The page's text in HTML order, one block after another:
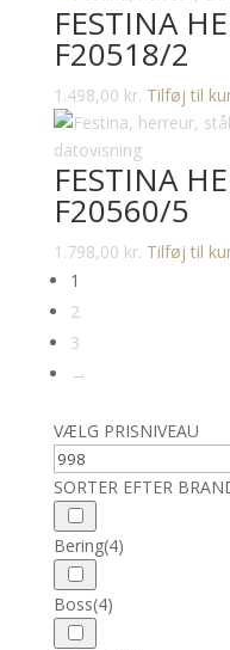
FESTINA
F20518/2
1.498,00 kr. Tilføj til
FESTINA
F20560/5
1.798,00 kr. Tilføj til
1
2
3
→
VÆLG PRISNIVEAU
SORTER EFTER
Bering(4)
Boss(4)